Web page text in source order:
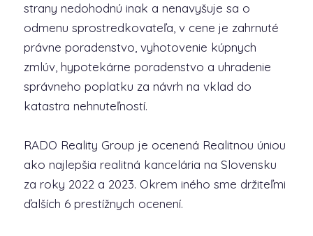
strany nedohodnú inak a nenavyšuje sa o
odmenu sprostredkovateľa, v cene je zahrnuté
právne poradenstvo, vyhotovenie kúpnych
zmlúv, hypotekárne poradenstvo a uhradenie
správneho poplatku za návrh na vklad do
katastra nehnuteľností.
RADO Reality Group je ocenená Realitnou úniou
ako najlepšia realitná kancelária na Slovensku
za roky 2022 a 2023. Okrem iného sme držiteľmi
ďalších 6 prestížnych ocenení.